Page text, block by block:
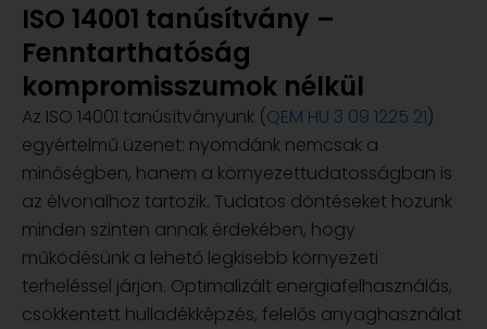
ISO 14001 tanúsítvány –
Fenntarthatóság
kompromisszumok nélkül
Az ISO 14001 tanúsítványunk (QEM HU 3 09 1225 21)
egyértelmű üzenet: nyomdánk nemcsak a
minőségben, hanem a környezettudatosságban is
az élvonalhoz tartozik. Tudatos döntéseket hozunk
minden szinten annak érdekében, hogy
működésünk a lehető legkisebb környezeti
terheléssel járjon. Optimalizált energiafelhasználás,
csökkentett hulladékképzés, felelős anyaghasználat